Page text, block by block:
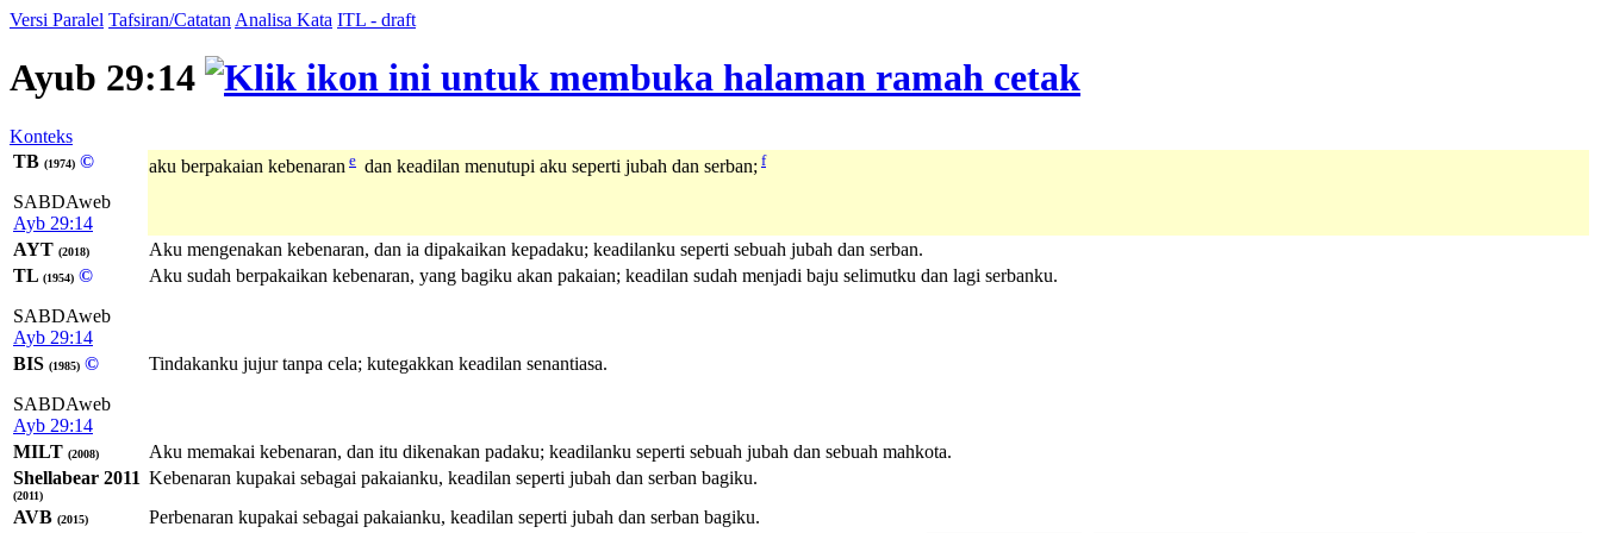
Versi Paralel Tafsiran/Catatan Analisa Kata ITL - draft
Ayub 29:14
Konteks
TB (1974) ©
SABDAweb
Ayb 29:14
aku berpakaian kebenaran e dan keadilan menutupi aku seperti jubah dan serban; f
AYT (2018)
Aku mengenakan kebenaran, dan ia dipakaikan kepadaku; keadilanku seperti sebuah jubah dan serban.
TL (1954) ©
SABDAweb
Ayb 29:14
Aku sudah berpakaikan kebenaran, yang bagiku akan pakaian; keadilan sudah menjadi baju selimutku dan lagi serbanku.
BIS (1985) ©
SABDAweb
Ayb 29:14
Tindakanku jujur tanpa cela; kutegakkan keadilan senantiasa.
MILT (2008)
Aku memakai kebenaran, dan itu dikenakan padaku; keadilanku seperti sebuah jubah dan sebuah mahkota.
Shellabear 2011
(2011)
Kebenaran kupakai sebagai pakaianku, keadilan seperti jubah dan serban bagiku.
AVB (2015) Perbenaran kupakai sebagai pakaianku, keadilan seperti jubah dan serban bagiku.